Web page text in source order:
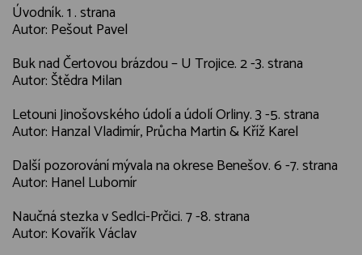
Úvodník. 1 . strana
Autor: Pešout Pavel
Buk nad Čertovou brázdou – U Trojice. 2 -3. strana
Autor: Štědra Milan
Letouni Jinošovského údolí a údolí Orliny. 3 -5. strana
Autor: Hanzal Vladimír, Průcha Martin & Kříž Karel
Další pozorování mývala na okrese Benešov. 6 -7. strana
Autor: Hanel Lubomír
Naučná stezka v Sedlci-Prčici. 7 -8. strana
Autor: Kovařík Václav